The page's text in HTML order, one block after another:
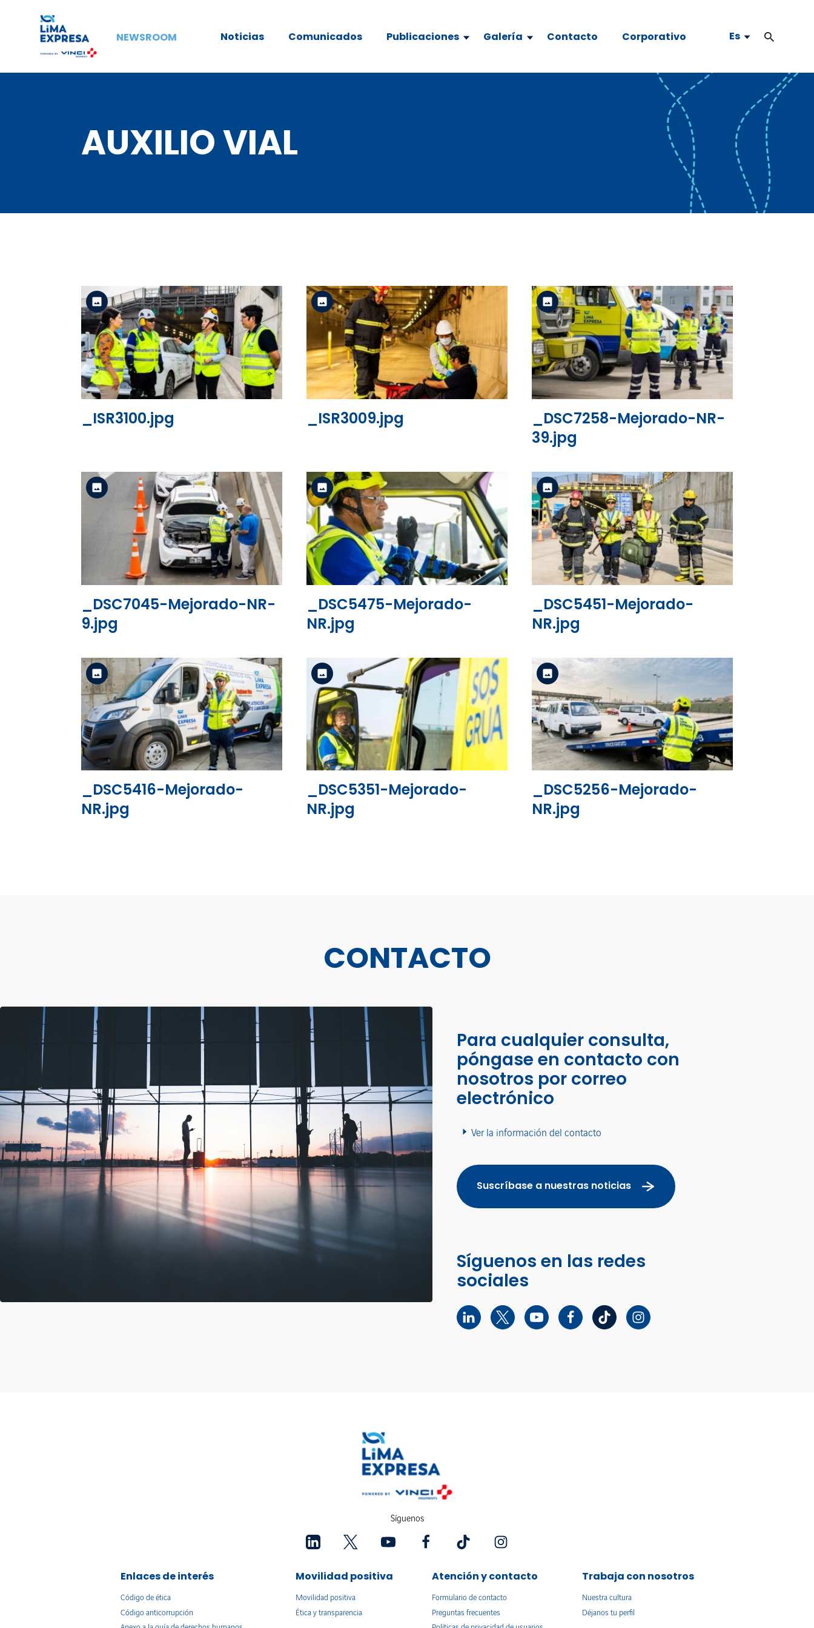
NEWSROOM Noticias Comunicados Publicaciones Galería Contacto Corporativo Es
AUXILIO VIAL
Ver el archivo
Versión estándar
_ISR3100.jpg
Ver el archivo
Versión estándar
_ISR3009.jpg
Ver el archivo
Versión estándar
_DSC7258-Mejorado-NR-
39.jpg
Ver el archivo
Versión estándar
_DSC7045-Mejorado-NR-
9.jpg
Ver el archivo
Versión estándar
_DSC5475-Mejorado-
NR.jpg
Ver el archivo
Versión estándar
_DSC5451-Mejorado-
NR.jpg
Ver el archivo
Versión estándar
_DSC5416-Mejorado-
NR.jpg
Ver el archivo
Versión estándar
_DSC5351-Mejorado-
NR.jpg
Ver el archivo
Versión estándar
_DSC5256-Mejorado-
NR.jpg
CONTACTO
Para cualquier consulta,
póngase en contacto con
nosotros por correo
electrónico
Ver la información del contacto
Suscríbase a nuestras noticias
Síguenos en las redes
sociales
Síguenos
Enlaces de interés
Código de ética
Código anticorrupción
Movilidad positiva
Movilidad positiva
Ética y transparencia
Atención y contacto
Formulario de contacto
Preguntas frecuentes
Trabaja con nosotros
Nuestra cultura
Déjanos tu perfil